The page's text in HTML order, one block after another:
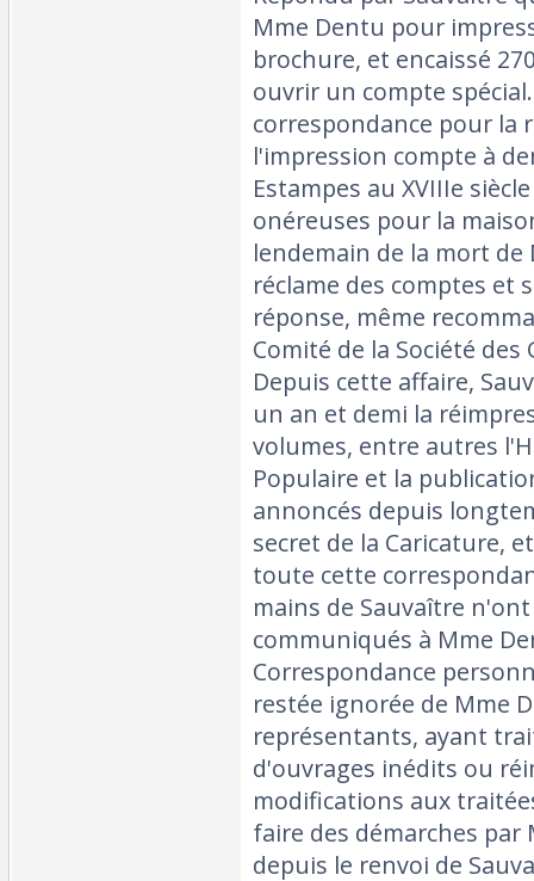
Mme Dentu pour
brochure, et encaissé
ouvrir un compte
correspondance pour la
l'impression compte à
Estampes au XVIIIe
onéreuses pour la
lendemain de la mort
réclame des comptes et
réponse, même
Comité de la Société des
Depuis cette affaire,
un an et demi la
volumes, entre autres
Populaire et la
annoncés depuis
secret de la Caricature,
toute cette
mains de Sauvaître
communiqués à Mme
Correspondance
restée ignorée de Mme
représentants, ayant
d'ouvrages inédits ou
modifications aux
faire des démarches par
depuis le renvoi de